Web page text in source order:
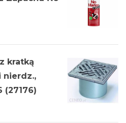
kratką
nierdz.,
(27176)